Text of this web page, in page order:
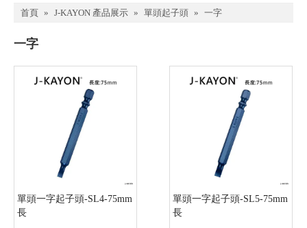
首頁 » J-KAYON 產品展示 » 單頭起子頭 » 一字
一字
單頭一字起子頭-SL4-75mm
長
單頭一字起子頭-SL5-75mm
長